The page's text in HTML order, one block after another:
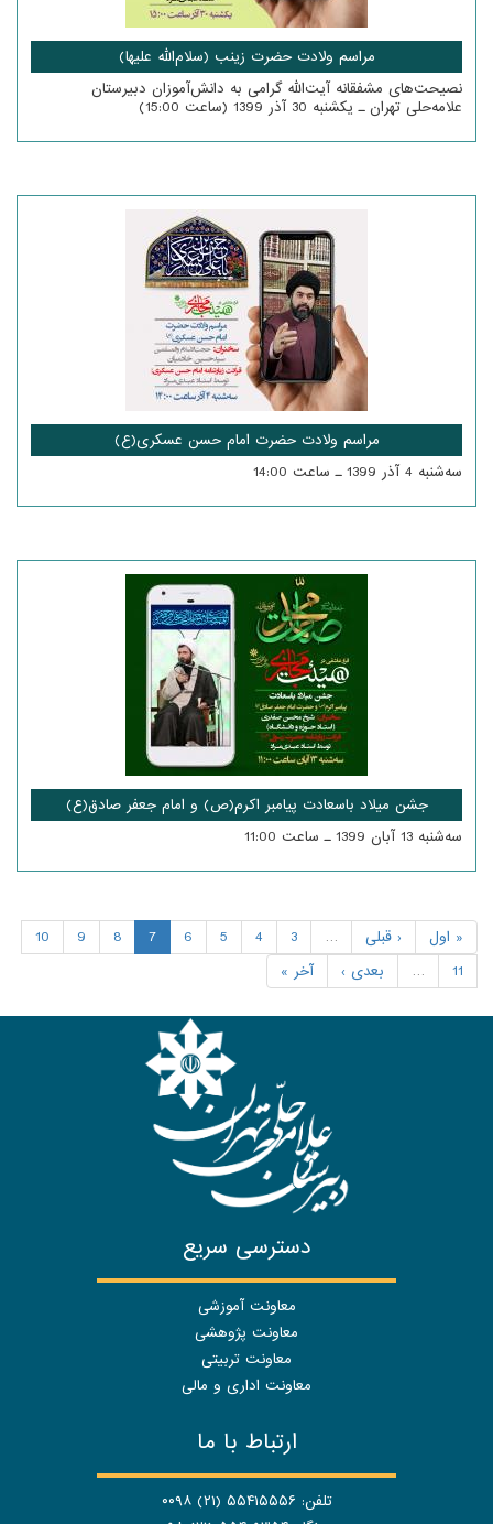
مراسم ولادت حضرت زینب (سلام‌الله علیها)
نصیحت‌های مشفقانه آیت‌الله گرامی به دانش‌آموزان دبیرستان
علامه‌حلی تهران ـ یکشنبه 30 آذر 1399 (‌ساعت 15:00)
مراسم ولادت حضرت امام حسن عسکری(ع)
سه‌شنبه 4 آذر 1399 ـ ساعت 14:00
جشن میلاد باسعادت پیامبر اکرم(ص) و امام جعفر صادق(ع)
سه‌شنبه 13 آبان 1399 ـ ساعت 11:00
« اول ‹ قبلی …
3
4
5
6
7
8
9
10
11
… بعدی › آخر »
دسترسی سریع
معاونت آموزشی
معاونت پژوهشی
معاونت تربیتی
معاونت اداری و مالی
ارتباط با ما
تلفن: ۵۵۴۱۵۵۵۶ (۲۱) ۰۰۹۸